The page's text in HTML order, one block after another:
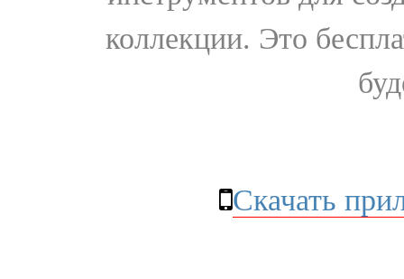
коллекции. Это
Скачать